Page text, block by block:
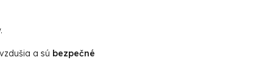
a sú bezpečné